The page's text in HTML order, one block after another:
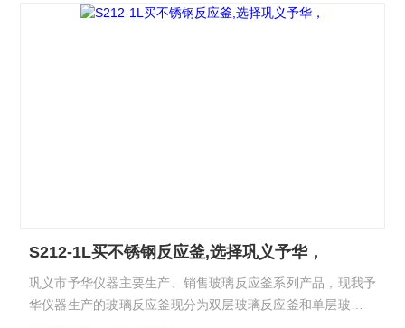
S212-1L买不锈钢反应釜,选择巩义予华，
巩义市予华仪器主要生产、销售玻璃反应釜系列产品，现我予
华仪器生产的玻璃反应釜现分为双层玻璃反应釜和单层玻璃反